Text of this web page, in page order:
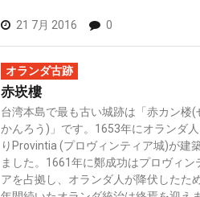
21 7月 2016 0
オランダ古跡
赤崁樓
台湾本島で最も古い城跡は「赤カン楼(
かんろう)」です。1653年にオランダ
りProvintia (プロヴィンティア城)が建
ました。1661年に鄭成功はプロヴィン
アを占拠し、オランダ人が降伏したた